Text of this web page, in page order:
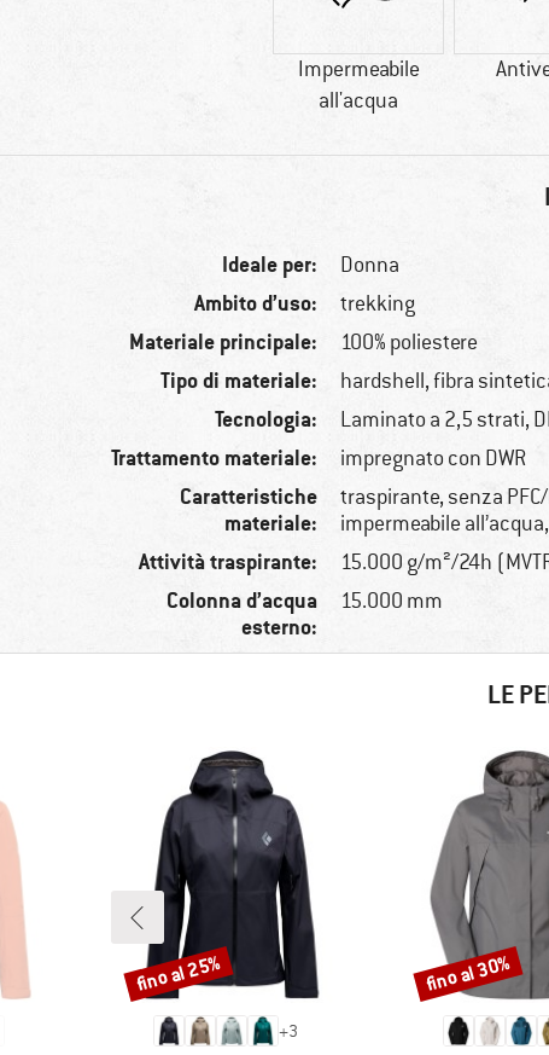
Impermeabile
all'acqua
Ideale per: Donna
Ambito d’uso: trekking
Materiale principale: 100% poliestere
Tipo di materiale: hardshell, fibra
Tecnologia: Laminato a 2,5 strati,
Trattamento materiale: impregnato con DWR
Caratteristiche
materiale:
traspirante, senza PFC/
impermeabile
Attività traspirante: 15.000 g/m²/24h
Colonna d’acqua
esterno:
15.000 mm
LE
+3
Sconto
fino al 25% Sconto
fino al 30%